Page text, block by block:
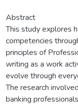
Abstract
This study explores
competencies
principles of
writing as a work
evolve through
The research
banking